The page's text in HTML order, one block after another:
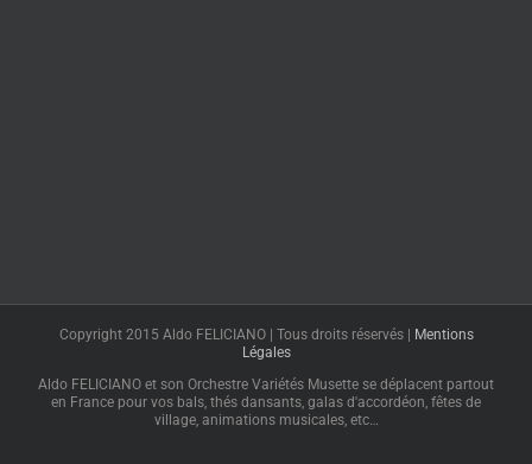
Copyright 2015 Aldo FELICIANO | Tous droits réservés |
Mentions
Légales
Aldo FELICIANO et son Orchestre Variétés Musette se déplacent partout
en France pour vos bals, thés dansants, galas d'accordéon, fêtes de
village, animations musicales, etc…